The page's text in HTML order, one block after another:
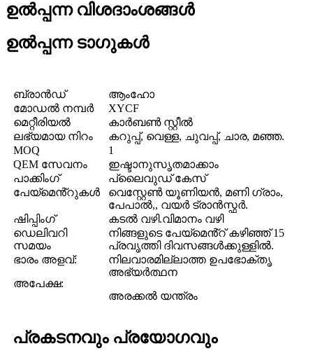
ഉൽപ്പന്ന വിശദാംശങ്ങൾ
ഉൽപ്പന്ന ടാഗുകൾ
ബ്രാൻഡ്
ആംഹോ
മോഡൽ നമ്പർ
XYCF
മെറ്റീരിയൽ
കാർബൺ സ്റ്റീൽ
ലഭ്യമായ നിറം
കറുപ്പ്, വെള്ള, ചുവപ്പ്, ചാര, മഞ്ഞ.
MOQ
1
QEM സേവനം
ഇഷ്ടാനുസൃതമാക്കാം
പാക്കിംഗ്
പ്ലൈവുഡ് കേസ്
പേയ്മെൻ്റുകൾ
വെസ്റ്റേൺ യൂണിയൻ, മണി ഗ്രാം,
പേപാൽ,, വയർ ട്രാൻസ്ഫർ.
ഷിപ്പിംഗ്
കടൽ വഴി.വിമാനം വഴി
ഡെലിവറി
സമയം
നിങ്ങളുടെ പേയ്‌മെൻ്റ് കഴിഞ്ഞ് 15
പ്രവൃത്തി ദിവസങ്ങൾക്കുള്ളിൽ.
ഭാരം അളവ്:
അപേക്ഷ:
നിലവാരമില്ലാത്ത ഉപഭോക്തൃ
അഭ്യർത്ഥന
അരക്കൽ യന്ത്രം
പ്രകടനവും പ്രയോഗവും